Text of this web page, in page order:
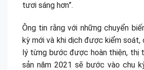
tươi sáng hơn”.
Ông tin rằng với những chuyển
kỳ mới và khi dịch được kiểm soát,
lý từng bước được hoàn thiện, thị
sản năm 2021 sẽ bước vào chu